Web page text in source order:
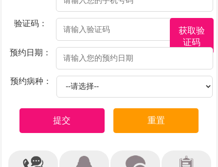
验证码：
获取验
证码
预约日期：
预约病种：
提交 重置